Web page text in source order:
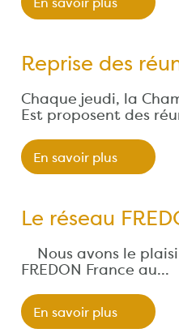
Reprise des
Chaque jeudi, la
Est proposent des
En savoir plus
Le réseau
Nous avons le
FREDON France au…
En savoir plus